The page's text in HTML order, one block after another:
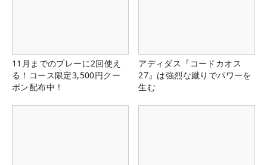
11月までのプレーに2回使え
る！コース限定3,500円クー
ポン配布中！
アディダス『コードカオス
27』は強烈な蹴りでパワーを
生む